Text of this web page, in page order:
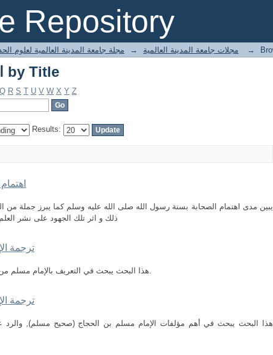
Repository
Browsing العدد الثاني by Title
مجلات جامعة المدينة العالمية → مجلة جامعة المدينة العالمية لعلوم →
Browsing العدد الثاني by Title
Q R S T U V W X Y Z
Results:
يبين مدى اهتمام الصحابة بسنة رسول الله صلى الله عليه وسلم كما يبرز جملة من
ذلك و اثر تلك الجهود على نشر
ترجمة
هذا البحث يبحث في التعريف بالإمام مسلم من حيث نشأته، وعقيدته، ومؤلفاته، وتلاميذه.
ترجمة
هذا البحث يبحث في أهم مؤلفات الإمام مسلم بن الحجاج (صحيح مسلم), والرد